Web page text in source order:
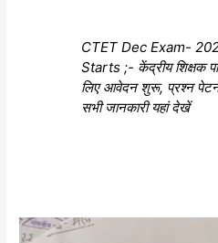
CTET Dec Exam-
Starts ;- केंद्रीय शिक्षक
लिए आवेदन शुरू, प्रश्न
सभी जानकारी यहां देखें